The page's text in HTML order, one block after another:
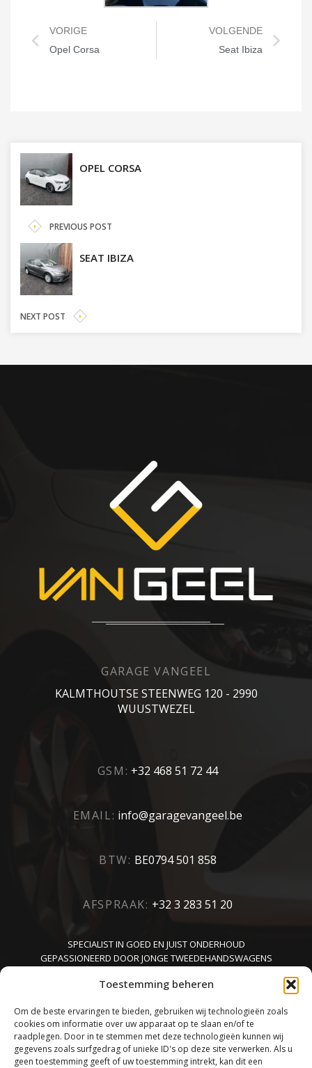
Toestemming beheren
Om de beste ervaringen te bieden, gebruiken wij technologieën zoals
cookies om informatie over uw apparaat op te slaan en/of te
raadplegen. Door in te stemmen met deze technologieën kunnen wij
gegevens zoals surfgedrag of unieke ID's op deze site verwerken. Als u
geen toestemming geeft of uw toestemming intrekt, kan dit een
VORIGE
Opel Corsa
VOLGENDE
Seat Ibiza
OPEL CORSA
PREVIOUS POST
SEAT IBIZA
NEXT POST
GARAGE VANGEEL
KALMTHOUTSE STEENWEG 120 - 2990
WUUSTWEZEL
GSM: +32 468 51 72 44
EMAIL: info@garagevangeel.be
BTW: BE0794 501 858
AFSPRAAK: +32 3 283 51 20
SPECIALIST IN GOED EN JUIST ONDERHOUD
GEPASSIONEERD DOOR JONGE TWEEDEHANDSWAGENS